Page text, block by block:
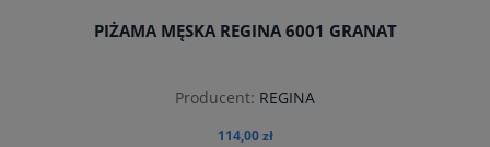
PIŻAMA MĘSKA REGINA 6001 GRANAT
Producent: REGINA
114,00 zł